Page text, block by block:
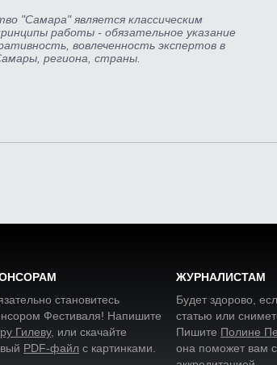
"Самара" является классическим
работы - обязательное указание
вовлеченность экспертов в
региона, страны.
становитесь
Фестиваля! Напишите
Гилеву, или скачайте
PDF-файл с картинками
ЖУРНАЛИСТАМ
Будет здорово,
статью или
Пишите Полине
она поможет вам с